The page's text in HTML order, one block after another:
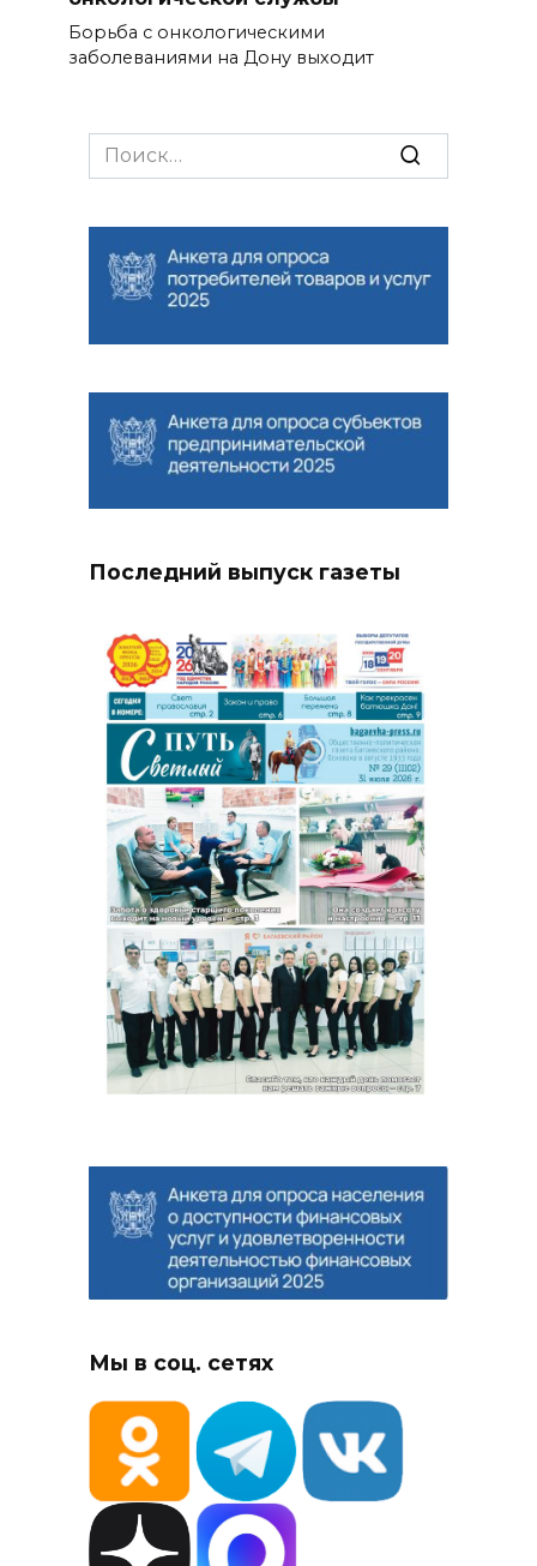
Борьба с онкологическими
заболеваниями на Дону выходит
Search
for:
Последний выпуск газеты
Мы в соц. сетях